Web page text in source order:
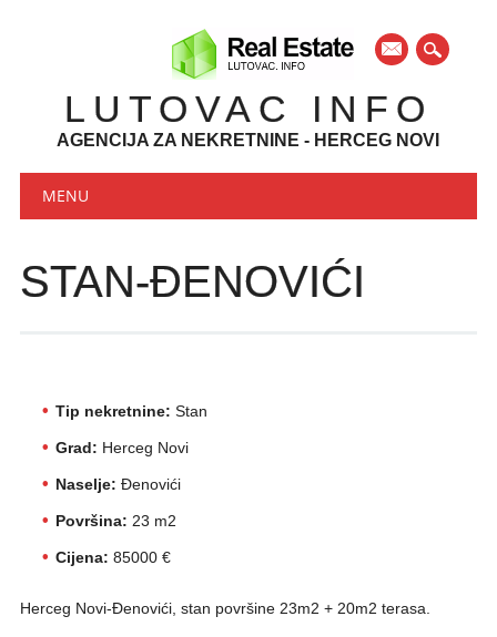
mail
LUTOVAC INFO
AGENCIJA ZA NEKRETNINE - HERCEG NOVI
Main menu
MENU
STAN-ĐENOVIĆI
Tip nekretnine: Stan
Grad: Herceg Novi
Naselje: Đenovići
Površina: 23 m2
Cijena: 85000 €
Herceg Novi-Đenovići, stan površine 23m2 + 20m2 terasa.